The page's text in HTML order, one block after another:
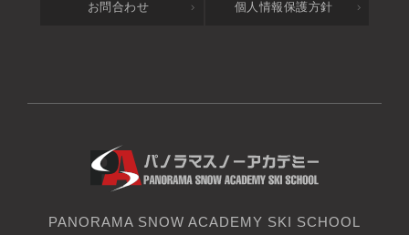
お問合わせ 個人情報保護方針
PANORAMA SNOW ACADEMY SKI SCHOOL